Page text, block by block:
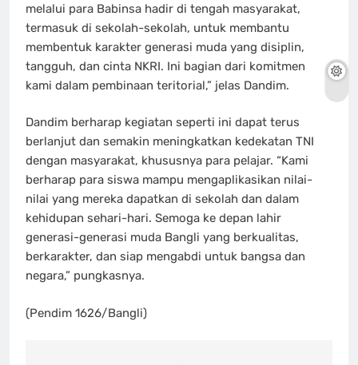
melalui para Babinsa hadir di tengah masyarakat,
termasuk di sekolah-sekolah, untuk membantu
membentuk karakter generasi muda yang disiplin,
tangguh, dan cinta NKRI. Ini bagian dari komitmen
kami dalam pembinaan teritorial,” jelas Dandim.
Dandim berharap kegiatan seperti ini dapat terus
berlanjut dan semakin meningkatkan kedekatan TNI
dengan masyarakat, khususnya para pelajar. “Kami
berharap para siswa mampu mengaplikasikan nilai-
nilai yang mereka dapatkan di sekolah dan dalam
kehidupan sehari-hari. Semoga ke depan lahir
generasi-generasi muda Bangli yang berkualitas,
berkarakter, dan siap mengabdi untuk bangsa dan
negara,” pungkasnya.
(Pendim 1626/Bangli)